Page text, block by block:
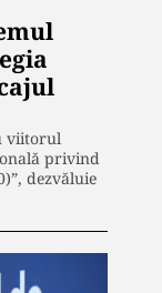
viitorul
privind
dezvăluie